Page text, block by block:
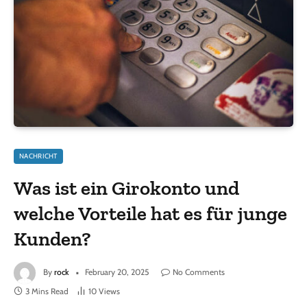
NACHRICHT
Was ist ein Girokonto und
welche Vorteile hat es für junge
Kunden?
By rock February 20, 2025
No Comments
3 Mins Read
10 Views